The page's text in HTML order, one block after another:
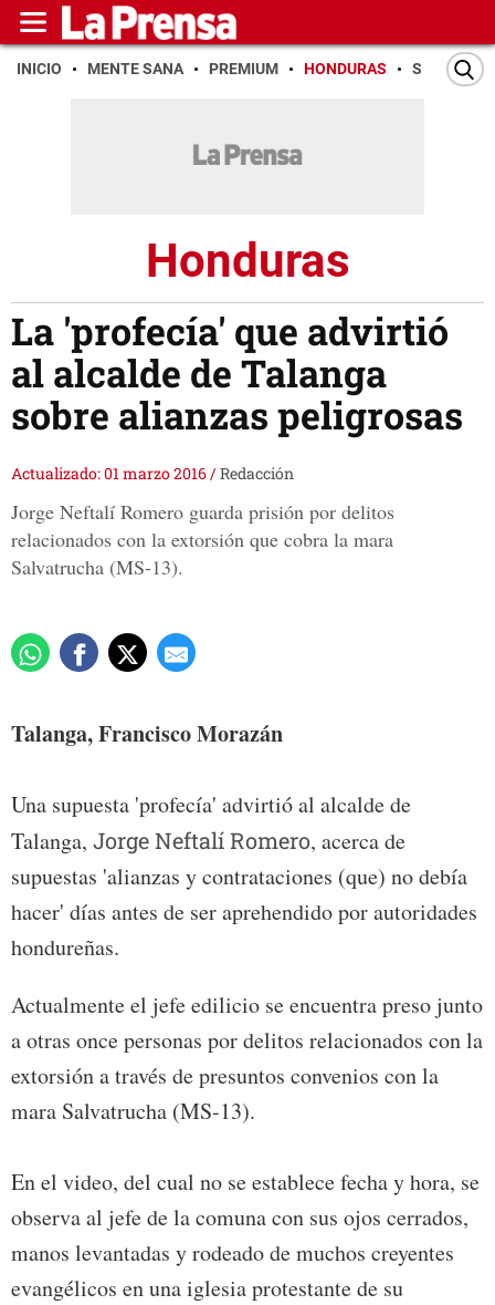
INICIO MENTE SANA PREMIUM HONDURAS SAN PEDRO
Honduras
La 'profecía' que advirtió
al alcalde de Talanga
sobre alianzas peligrosas
Actualizado: 01 marzo 2016/Redacción
Jorge Neftalí Romero guarda prisión por delitos
relacionados con la extorsión que cobra la mara
Salvatrucha (MS-13).
Talanga, Francisco Morazán
Una supuesta 'profecía' advirtió al alcalde de
Talanga, Jorge Neftalí Romero, acerca de
supuestas 'alianzas y contrataciones (que) no debía
hacer' días antes de ser aprehendido por autoridades
hondureñas.
Actualmente el jefe edilicio se encuentra preso junto
a otras once personas por delitos relacionados con la
extorsión a través de presuntos convenios con la
mara Salvatrucha (MS-13).
En el video, del cual no se establece fecha y hora, se
observa al jefe de la comuna con sus ojos cerrados,
manos levantadas y rodeado de muchos creyentes
evangélicos en una iglesia protestante de su